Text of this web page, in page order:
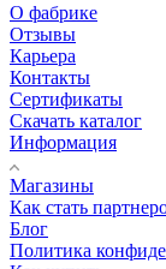
О фабрике
Отзывы
Карьера
Контакты
Сертификаты
Скачать каталог
Информация
Магазины
Как стать
Блог
Политика